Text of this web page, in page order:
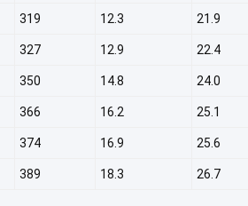
319 12.3 21.9
327 12.9 22.4
350 14.8 24.0
366 16.2 25.1
374 16.9 25.6
389 18.3
26.7